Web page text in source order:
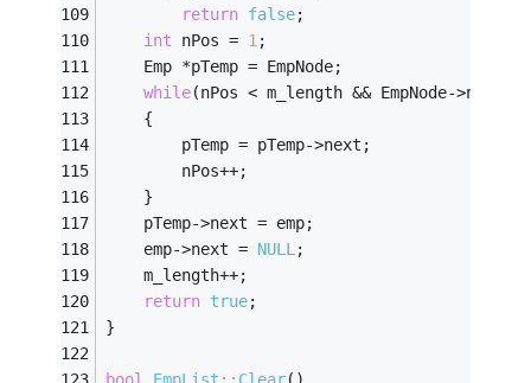
return false;
int nPos = 1 ;
	Emp *pTemp = EmpNode;
while(nPos < m_length && EmpNode->next
	{
		pTemp = pTemp->next;
		nPos++;
	}
	pTemp->next = emp;
	emp->next =
NULL ;
	m_length++;
return true;
}
bool EmpList::Clear()